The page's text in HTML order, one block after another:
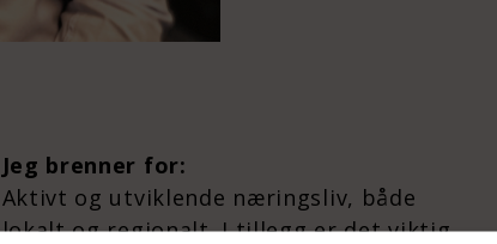
Jeg brenner for:
Aktivt og utviklende næringsliv, både
lokalt og regionalt. I tillegg er det viktig